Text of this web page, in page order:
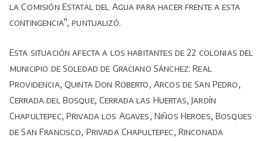
la Comisión Estatal del Agua para hacer frente a esta
contingencia”, puntualizó.
Esta situación afecta a los habitantes de 22 colonias del
municipio de Soledad de Graciano Sánchez: Real
Providencia, Quinta Don Roberto, Arcos de San Pedro,
Cerrada del Bosque, Cerrada las Huertas, Jardín
Chapultepec, Privada los Agaves, Niños Heroes, Bosques
de San Francisco, Privada Chapultepec, Rinconada